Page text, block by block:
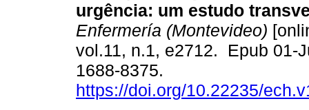
urgência: um estudo
Enfermería (Montevideo)
vol.11, n.1, e2712. Epub 01-
1688-8375.
https://doi.org/10.22235/